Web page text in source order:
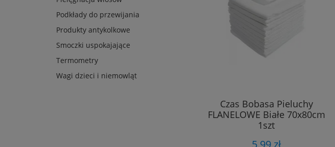
Podkłady do przewijania
Produkty antykolkowe
Smoczki uspokajające
Termometry
Wagi dzieci i niemowląt
Czas Bobasa Pieluchy
FLANELOWE Białe 70x80cm
1szt